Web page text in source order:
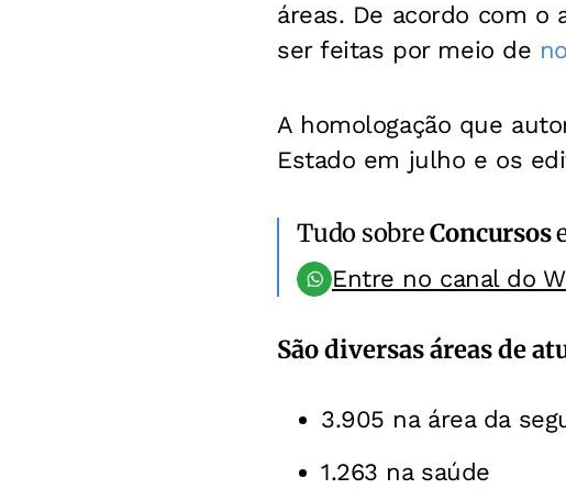
áreas. De acordo com o
ser feitas por meio de
A homologação que
Estado em julho e os
Tudo sobreConcursos
Entre no canal do
São diversas áreas de
3.905 na área da
1.263 na saúde